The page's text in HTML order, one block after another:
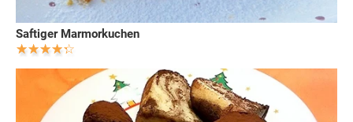
Saftiger Marmorkuchen